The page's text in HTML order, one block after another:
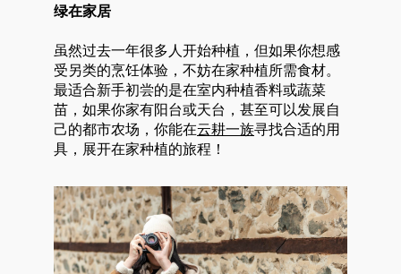
绿在家居
虽然过去一年很多人开始种植，但如果你想感
受另类的烹饪体验，不妨在家种植所需食材。
最适合新手初尝的是在室内种植香料或蔬菜
苗，如果你家有阳台或天台，甚至可以发展自
己的都市农场，你能在云耕一族寻找合适的用
具，展开在家种植的旅程！